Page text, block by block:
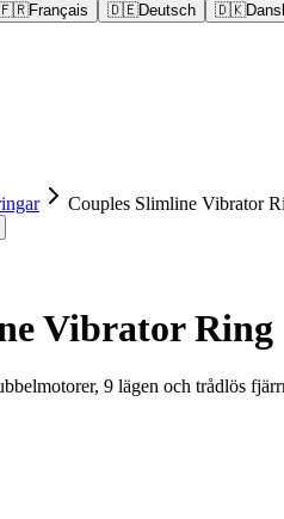
Français 🇩🇪Deutsch 🇩🇰
Couples Slimline Vibrator
Vibrator Ring
9 lägen och trådlös